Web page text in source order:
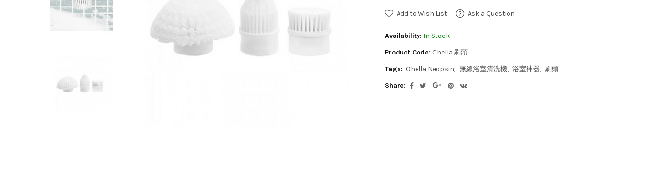
Add to Wish List Ask a Question
Availability: In Stock
Product Code: Ohella 刷頭
Tags: Ohella Neopsin 無線浴室清洗機 浴室神器
刷頭
Share: